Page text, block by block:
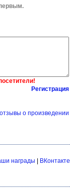
Регистрация
о произведении
награды | ВКонтакте